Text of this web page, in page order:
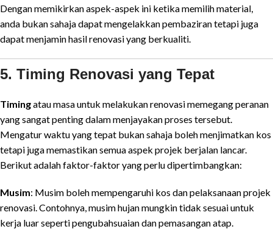
Dengan memikirkan aspek-aspek ini ketika memilih material,
anda bukan sahaja dapat mengelakkan pembaziran tetapi juga
dapat menjamin hasil renovasi yang berkualiti.
5. Timing Renovasi yang Tepat
Timingatau masa untuk melakukan renovasi memegang peranan
yang sangat penting dalam menjayakan proses tersebut.
Mengatur waktu yang tepat bukan sahaja boleh menjimatkan kos
tetapi juga memastikan semua aspek projek berjalan lancar.
Berikut adalah faktor-faktor yang perlu dipertimbangkan:
Musim: Musim boleh mempengaruhi kos dan pelaksanaan projek
renovasi. Contohnya, musim hujan mungkin tidak sesuai untuk
kerja luar seperti pengubahsuaian dan pemasangan atap.